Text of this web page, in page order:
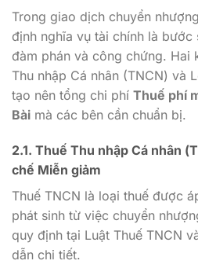
Trong giao dịch chuyển
định nghĩa vụ tài chính là bước
đàm phán và công chứng. Hai
Thu nhập Cá nhân (TNCN) và
tạo nên tổng chi phí Thuế phí
Bài mà các bên cần chuẩn bị.
2.1. Thuế Thu nhập Cá nhân
chế Miễn giảm
Thuế TNCN là loại thuế được
phát sinh từ việc chuyển
quy định tại Luật Thuế TNCN
dẫn chi tiết.